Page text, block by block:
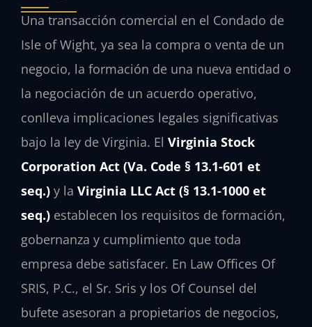
Una transacción comercial en el Condado de
Isle of Wight, ya sea la compra o venta de un
negocio, la formación de una nueva entidad o
la negociación de un acuerdo operativo,
conlleva implicaciones legales significativas
bajo la ley de Virginia. El Virginia Stock
Corporation Act (Va. Code § 13.1-601 et
seq.) y la Virginia LLC Act (§ 13.1-1000 et
seq.) establecen los requisitos de formación,
gobernanza y cumplimiento que toda
empresa debe satisfacer. En Law Offices Of
SRIS, P.C., el Sr. Sris y los Of Counsel del
bufete asesoran a propietarios de negocios,